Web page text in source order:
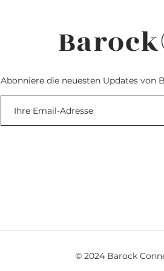
Barock
Abonniere die neuesten Updates von
© 2024 Barock